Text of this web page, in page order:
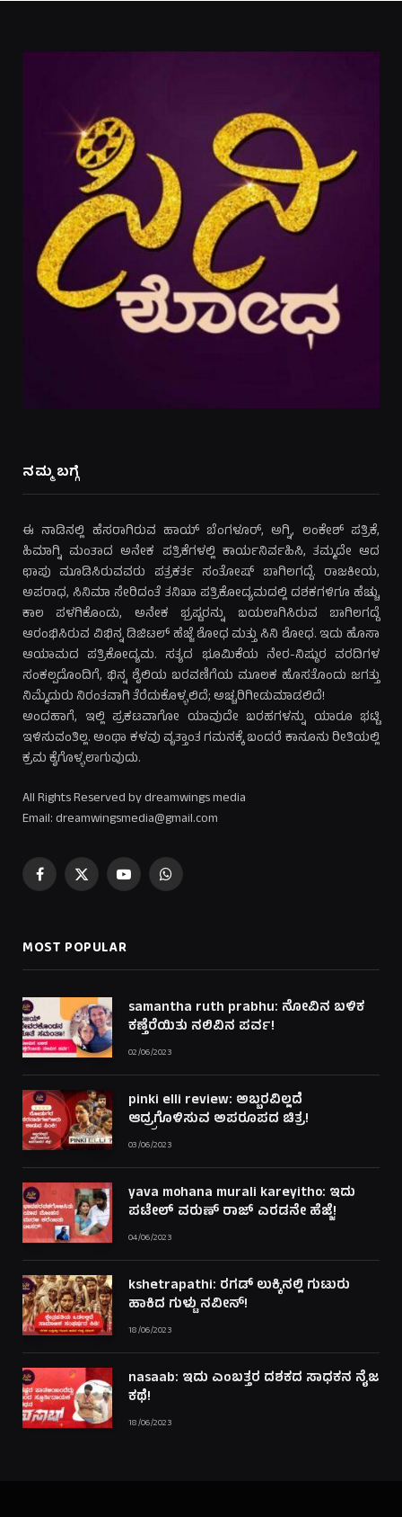
ನಮ್ಮ ಬಗ್ಗೆ
ಈ ನಾಡಿನಲ್ಲಿ ಹೆಸರಾಗಿರುವ ಹಾಯ್ ಬೆಂಗಳೂರ್, ಅಗ್ನಿ, ಲಂಕೇಶ್ ಪತ್ರಿಕೆ,
ಹಿಮಾಗ್ನಿ ಮಂತಾದ ಅನೇಕ ಪತ್ರಿಕೆಗಳಲ್ಲಿ ಕಾರ್ಯನಿರ್ವಹಿಸಿ, ತಮ್ಮದೇ ಆದ
ಛಾಪು ಮೂಡಿಸಿರುವವರು ಪತ್ರಕರ್ತ ಸಂತೋಷ್ ಬಾಗಿಲಗದ್ದೆ. ರಾಜಕೀಯ,
ಅಪರಾಧ, ಸಿನಿಮಾ ಸೇರಿದಂತೆ ತನಿಖಾ ಪತ್ರಿಕೋದ್ಯಮದಲ್ಲಿ ದಶಕಗಳಿಗೂ ಹೆಚ್ಚು
ಕಾಲ ಪಳಗಿಕೊಂಡು, ಅನೇಕ ಭ್ರಷ್ಟರನ್ನು ಬಯಲಾಗಿಸಿರುವ ಬಾಗಿಲಗದ್ದೆ
ಆರಂಭಿಸಿರುವ ವಿಭಿನ್ನ ಡಿಜಿಟಲ್ ಹೆಜ್ಜೆ ಶೋಧ ಮತ್ತು ಸಿನಿ ಶೋಧ. ಇದು ಹೊಸಾ
ಆಯಾಮದ ಪತ್ರಿಕೋದ್ಯಮ. ಸತ್ಯದ ಭೂಮಿಕೆಯ ನೇರ-ನಿಷ್ಠುರ ವರದಿಗಳ
ಸಂಕಲ್ಪದೊಂದಿಗೆ, ಭಿನ್ನ ಶೈಲಿಯ ಬರವಣಿಗೆಯ ಮೂಲಕ ಹೊಸತೊಂದು ಜಗತ್ತು
ನಿಮ್ಮೆದುರು ನಿರಂತವಾಗಿ ತೆರೆದುಕೊಳ್ಳಲಿದೆ; ಅಚ್ಚರಿಗೀಡುಮಾಡಲಿದೆ!
ಅಂದಹಾಗೆ, ಇಲ್ಲಿ ಪ್ರಕಟವಾಗೋ ಯಾವುದೇ ಬರಹಗಳನ್ನು ಯಾರೂ ಭಟ್ಟಿ
ಇಳಿಸುವಂತಿಲ್ಲ. ಅಂಥಾ ಕಳವು ವೃತ್ತಾಂತ ಗಮನಕ್ಕೆ ಬಂದರೆ ಕಾನೂನು ರೀತಿಯಲ್ಲಿ
ಕ್ರಮ ಕೈಗೊಳ್ಳಲಾಗುವುದು.
All Rights Reserved by dreamwings media
Email: dreamwingsmedia@gmail.com
Facebook
X
YouTubeWhatsApp
MOST POPULAR
samantha ruth prabhu: ನೋವಿನ ಬಳಿಕ
ಕಣ್ತೆರೆಯಿತು ನಲಿವಿನ ಪರ್ವ!
02/06/2023
pinki elli review: ಅಬ್ಬರವಿಲ್ಲದೆ
ಆದ್ರ್ರಗೊಳಿಸುವ ಅಪರೂಪದ ಚಿತ್ರ!
03/06/2023
yava mohana murali kareyitho: ಇದು
ಪಟೇಲ್ ವರುಣ್ ರಾಜ್ ಎರಡನೇ ಹೆಜ್ಜೆ!
04/06/2023
kshetrapathi: ರಗಡ್ ಲುಕ್ಕಿನಲ್ಲಿ ಗುಟುರು
ಹಾಕಿದ ಗುಳ್ಟು ನವೀನ್!
18/06/2023
nasaab: ಇದು ಎಂಬತ್ತರ ದಶಕದ ಸಾಧಕನ ನೈಜ
ಕಥೆ!
18/06/2023